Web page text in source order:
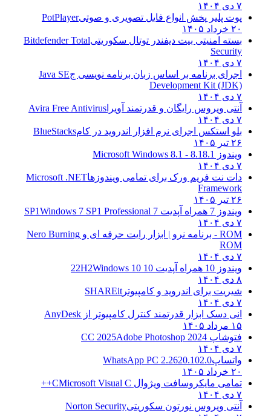
پوت پلیر پخش انواع فایل تصویری و صوتی PotPlayer
بسته امنیتی بیت دیفندر توتال سکوریتیBitdefender Total
Security
اجرای برنامه بر اساس زبان برنامه نویسی جJava SE
Development Kit (JDK)
آنتی ویروس رایگان و قدرتمند آویراAvira Free Antivirus
بلو استکس اجرای نرم افزار اندروید در کامBlueStacks
ویندوز 8.18.1 - Microsoft Windows 8.1
دات نت فریم ورک برای تمامی ویندوزهاMicrosoft .NET
Framework
ویندوز 7 همراه آپدیت 7 SP1
Windows 7 SP1 Professional
ROM - برنامه نرو | ابزار رایت حرفه ای و
Nero Burning
ویندوز 10 همراه آپدیت 10 22H2
Windows 10
شیریت برای اندروید و کامپیوترSHAREit
انی دسک ابزار قدرتمند کنترل کامپیوتر ازAnyDesk
فتوشاپ CC 2025Adobe Photoshop 2024
واتساپ WhatsApp PC 2.2620.102.0
تمامی مایکروسافت ویژوال CMicrosoft Visual C++
آنتی ویروس نورتون سکوریتیNorton Security